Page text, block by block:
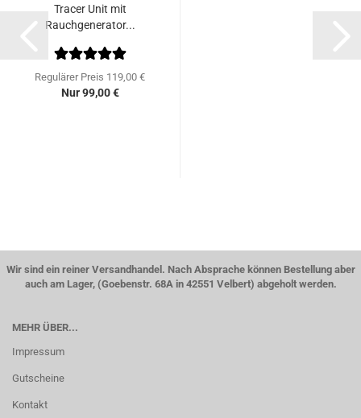
Tracer Unit mit
Rauchgenerator...
Regulärer Preis 119,00 €
Nur 99,00 €
Wir sind ein reiner Versandhandel. Nach Absprache können Bestellung aber
auch am Lager, (Goebenstr. 68A in 42551 Velbert) abgeholt werden.
MEHR ÜBER...
Impressum
Gutscheine
Kontakt